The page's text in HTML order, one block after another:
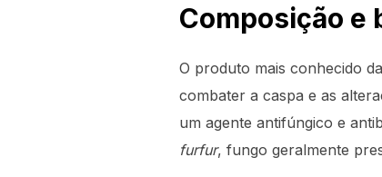
Composição e
O produto mais conhecido
combater a caspa e as
um agente antifúngico e
furfur, fungo geralmente